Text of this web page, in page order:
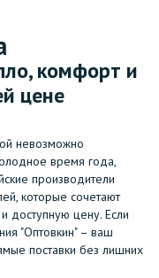
комфорт и
цене
невозможно
время года,
производители
которые сочетают
доступную цену. Если
"Оптовкин" – ваш
поставки без лишних